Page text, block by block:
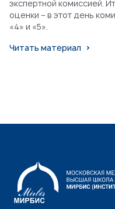
экспертной комиссией.
оценки – в этот день
«4» и «5».
Читать материал